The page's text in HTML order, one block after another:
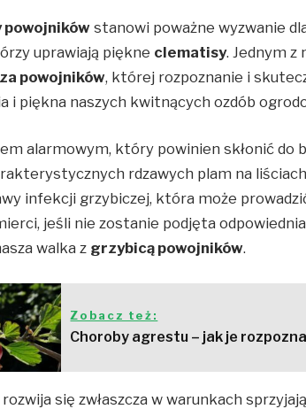
stanowi poważne wyzwanie
uprawiają piękne clematisy. Jednym z
powojników, której rozpoznanie i
i piękna naszych kwitnących ozdób
alarmowym, który powinien skłonić do
rdzawych plam na liściach
infekcji grzybiczej, która może
jeśli nie zostanie podjęta
walka z grzybicą powojników.
Zobacz też:
Choroby agrestu – jak je
rozwija się zwłaszcza w warunkach